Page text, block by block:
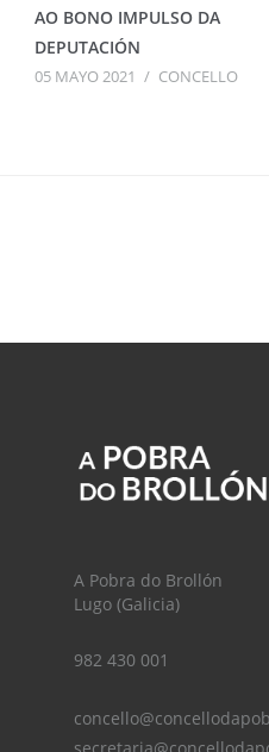
AO BONO IMPULSO DA
DEPUTACIÓN
05 MAYO 2021 / CONCELLO
A Pobra do Brollón
Lugo (Galicia)
982 430 001